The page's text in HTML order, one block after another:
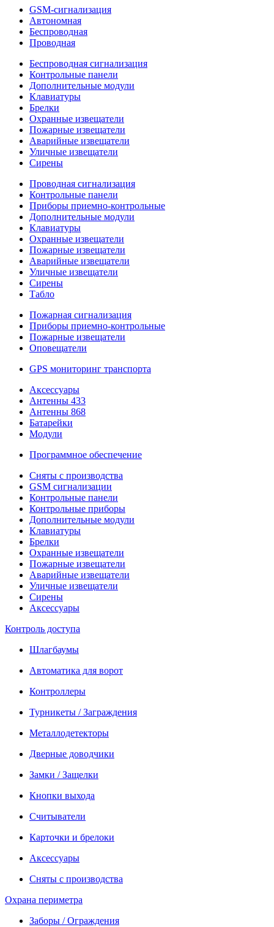
GSM-сигнализация
Автономная
Беспроводная
Проводная
Беспроводная сигнализация
Контрольные панели
Дополнительные модули
Клавиатуры
Брелки
Охранные извещатели
Пожарные извещатели
Аварийные извещатели
Уличные извещатели
Сирены
Проводная сигнализация
Контрольные панели
Приборы приемно-контрольные
Дополнительные модули
Клавиатуры
Охранные извещатели
Пожарные извещатели
Аварийные извещатели
Уличные извещатели
Сирены
Табло
Пожарная сигнализация
Приборы приемно-контрольные
Пожарные извещатели
Оповещатели
GPS мониторинг транспорта
Аксессуары
Антенны 433
Антенны 868
Батарейки
Модули
Программное обеспечение
Сняты с производства
GSM сигнализации
Контрольные панели
Контрольные приборы
Дополнительные модули
Клавиатуры
Брелки
Охранные извещатели
Пожарные извещатели
Аварийные извещатели
Уличные извещатели
Сирены
Аксессуары
Контроль доступа
Шлагбаумы
Автоматика для ворот
Контроллеры
Турникеты / Заграждения
Металлодетекторы
Дверные доводчики
Замки / Защелки
Кнопки выхода
Считыватели
Карточки и брелоки
Аксессуары
Сняты с производства
Охрана периметра
Заборы / Ограждения